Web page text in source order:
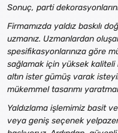
Sonuç, parti
Firmamızda yaldız baskılı
uzmanız. Uzmanlardan
spesifikasyonlarınıza göre
sağlamak için yüksek kaliteli
altın ister gümüş varak
mükemmel tasarımı
Yaldızlama işlemimiz basit
veya geniş seçenek